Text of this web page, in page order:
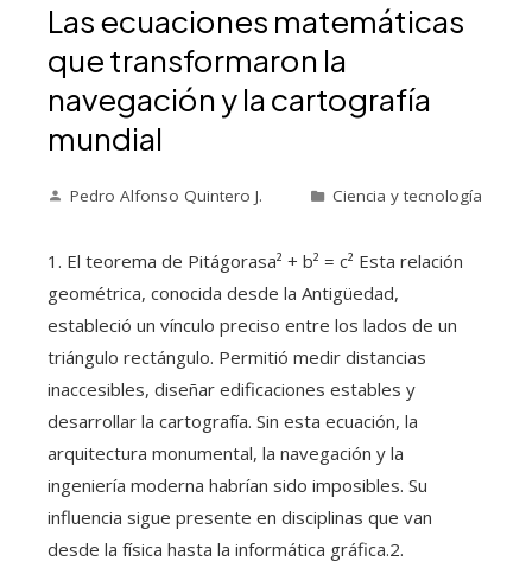
Las ecuaciones matemáticas
que transformaron la
navegación y la cartografía
mundial
Pedro Alfonso Quintero J. Ciencia y tecnología
1. El teorema de Pitágorasa² + b² = c² Esta relación
geométrica, conocida desde la Antigüedad,
estableció un vínculo preciso entre los lados de un
triángulo rectángulo. Permitió medir distancias
inaccesibles, diseñar edificaciones estables y
desarrollar la cartografía. Sin esta ecuación, la
arquitectura monumental, la navegación y la
ingeniería moderna habrían sido imposibles. Su
influencia sigue presente en disciplinas que van
desde la física hasta la informática gráfica.2.